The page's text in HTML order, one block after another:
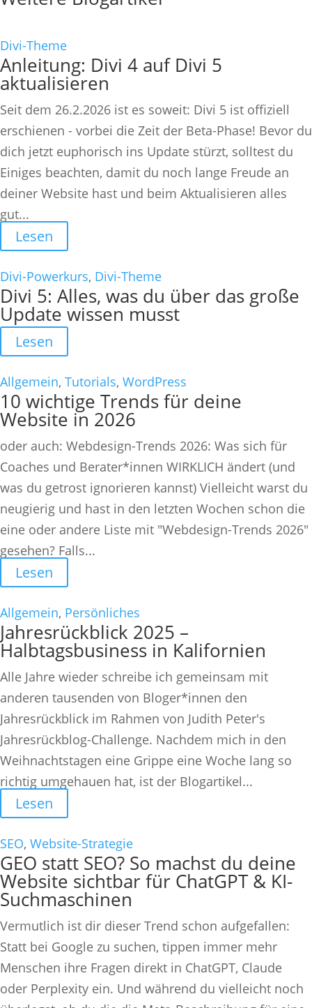
Divi-Theme
Anleitung: Divi 4 auf Divi 5
aktualisieren
Seit dem 26.2.2026 ist es soweit: Divi 5 ist offiziell
erschienen - vorbei die Zeit der Beta-Phase! Bevor du
dich jetzt euphorisch ins Update stürzt, solltest du
Einiges beachten, damit du noch lange Freude an
deiner Website hast und beim Aktualisieren alles
gut...
Lesen
Divi-Powerkurs, Divi-Theme
Divi 5: Alles, was du über das große
Update wissen musst
Lesen
Allgemein, Tutorials, WordPress
10 wichtige Trends für deine
Website in 2026
oder auch: Webdesign-Trends 2026: Was sich für
Coaches und Berater*innen WIRKLICH ändert (und
was du getrost ignorieren kannst) Vielleicht warst du
neugierig und hast in den letzten Wochen schon die
eine oder andere Liste mit "Webdesign-Trends 2026"
gesehen? Falls...
Lesen
Allgemein, Persönliches
Jahresrückblick 2025 –
Halbtagsbusiness in Kalifornien
Alle Jahre wieder schreibe ich gemeinsam mit
anderen tausenden von Bloger*innen den
Jahresrückblick im Rahmen von Judith Peter's
Jahresrückblog-Challenge. Nachdem mich in den
Weihnachtstagen eine Grippe eine Woche lang so
richtig umgehauen hat, ist der Blogartikel...
Lesen
SEO, Website-Strategie
GEO statt SEO? So machst du deine
Website sichtbar für ChatGPT & KI-
Suchmaschinen
Vermutlich ist dir dieser Trend schon aufgefallen:
Statt bei Google zu suchen, tippen immer mehr
Menschen ihre Fragen direkt in ChatGPT, Claude
oder Perplexity ein. Und während du vielleicht noch